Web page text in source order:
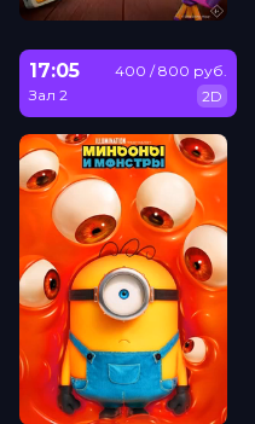
17:05
Зал 2
400 / 800 руб.
2D